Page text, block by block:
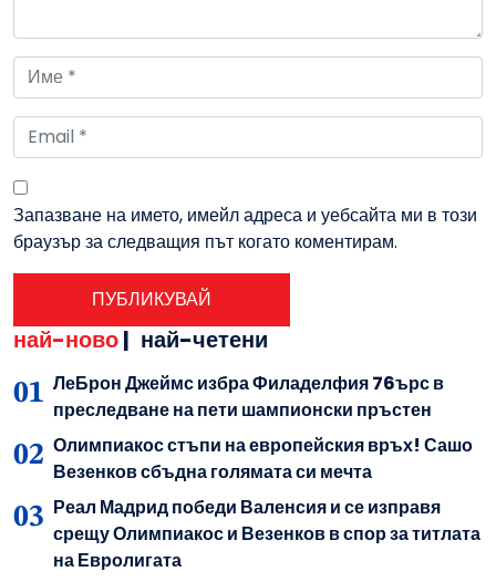
Запазване на името, имейл адреса и уебсайта ми в този
браузър за следващия път когато коментирам.
най-ново| най-четени
ЛеБрон Джеймс избра Филаделфия 76ърс в
преследване на пети шампионски пръстен
Олимпиакос стъпи на европейския връх! Сашо
Везенков сбъдна голямата си мечта
Реал Мадрид победи Валенсия и се изправя
срещу Олимпиакос и Везенков в спор за титлата
на Евролигата